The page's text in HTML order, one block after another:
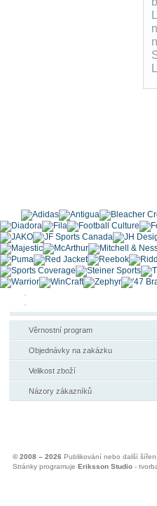
Věrnostní program
Objednávky na zakázku
Velikost zboží
Názory zákazníků
© 2008 – 2026 Publikování nebo další
Stránky programuje Eriksson Studio -